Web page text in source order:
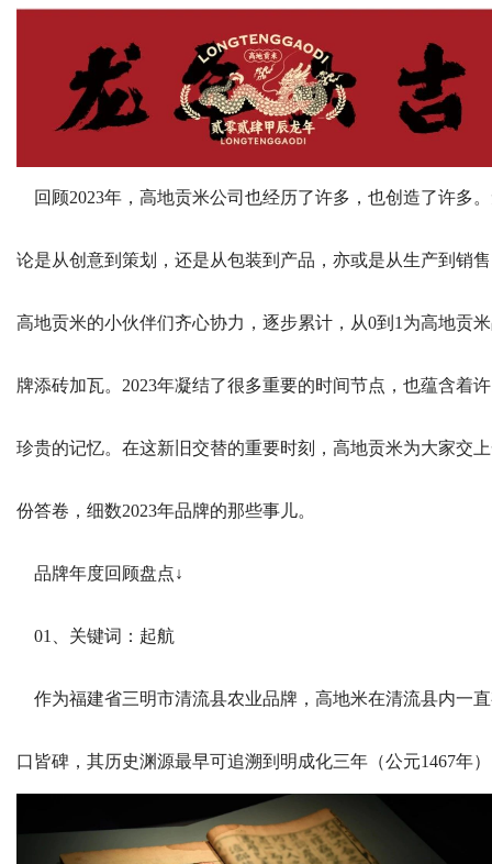
回顾2023年，高地贡米公司也经历了许多，也创造了许多
论是从创意到策划，还是从包装到产品，亦或是从生产到销
高地贡米的小伙伴们齐心协力，逐步累计，从0到1为高地贡
牌添砖加瓦。2023年凝结了很多重要的时间节点，也蕴含着
珍贵的记忆。在这新旧交替的重要时刻，高地贡米为大家交
份答卷，细数2023年品牌的那些事儿。
品牌年度回顾盘点↓
01、关键词：起航
作为福建省三明市清流县农业品牌，高地米在清流县内一
口皆碑，其历史渊源最早可追溯到明成化三年（公元1467年